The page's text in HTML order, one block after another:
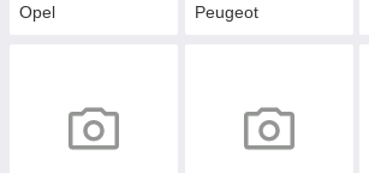
Opel Peugeot